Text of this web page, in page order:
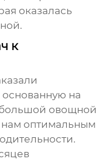
оказалась
к
основанную на
овощной
нам оптимальным